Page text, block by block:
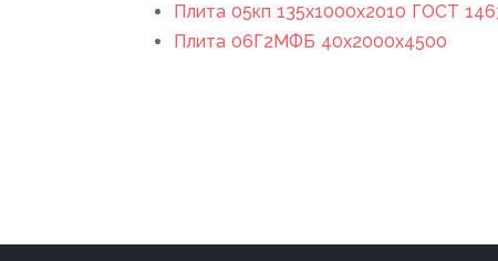
Плита 05кп 135x1000x2010 ГОСТ
Плита 06Г2МФБ 40x2000x4500